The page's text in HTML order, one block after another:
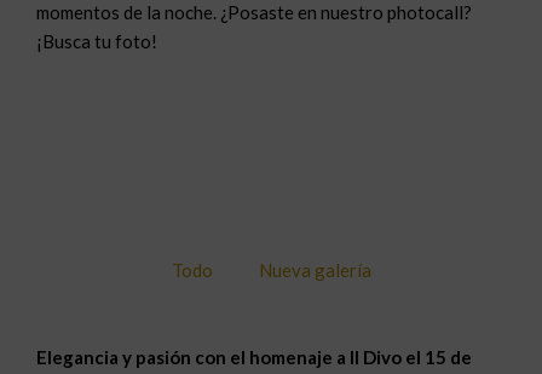
momentos de la noche. ¿Posaste en nuestro photocall?
¡Busca tu foto!
Todo Nueva galería
Elegancia y pasión con el homenaje a Il Divo el 15 de